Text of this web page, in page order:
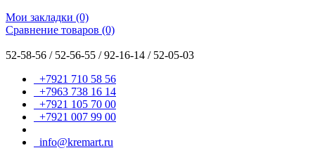
Мои закладки (0)
Сравнение товаров (0)
52-58-56 / 52-56-55 / 92-16-14 / 52-05-03
+7921 710 58 56
+7963 738 16 14
+7921 105 70 00
+7921 007 99 00
info@kremart.ru